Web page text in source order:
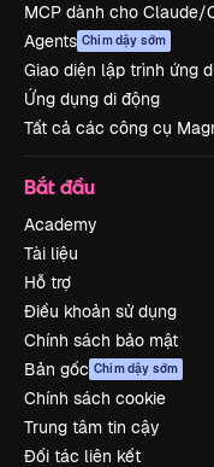
MCP dành cho Claude/
Agents Chim dậy sớm
Giao diện lập trình ứng
Ứng dụng di động
Tất cả các công cụ
Bắt đầu
Academy
Tài liệu
Hỗ trợ
Điều khoản sử dụng
Chính sách bảo mật
Bản gốc Chim dậy sớm
Chính sách cookie
Trung tâm tin cậy
Đối tác liên kết